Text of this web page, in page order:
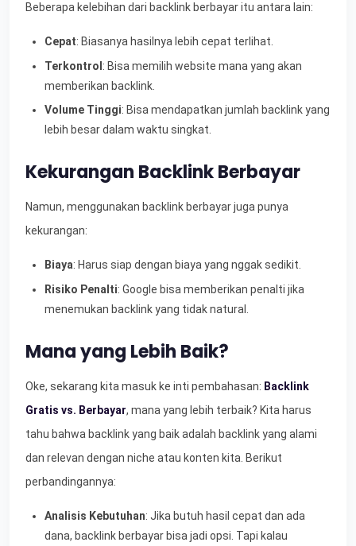
Beberapa kelebihan dari backlink berbayar itu antara lain:
Cepat: Biasanya hasilnya lebih cepat terlihat.
Terkontrol : Bisa memilih website mana yang akan
memberikan backlink.
Volume Tinggi: Bisa mendapatkan jumlah backlink yang
lebih besar dalam waktu singkat.
Kekurangan Backlink Berbayar
Namun, menggunakan backlink berbayar juga punya
kekurangan:
Biaya: Harus siap dengan biaya yang nggak sedikit.
Risiko Penalti: Google bisa memberikan penalti jika
menemukan backlink yang tidak natural.
Mana yang Lebih Baik?
Oke, sekarang kita masuk ke inti pembahasan: Backlink
Gratis vs. Berbayar, mana yang lebih terbaik? Kita harus
tahu bahwa backlink yang baik adalah backlink yang alami
dan relevan dengan niche atau konten kita. Berikut
perbandingannya:
Analisis Kebutuhan: Jika butuh hasil cepat dan ada
dana, backlink berbayar bisa jadi opsi. Tapi kalau